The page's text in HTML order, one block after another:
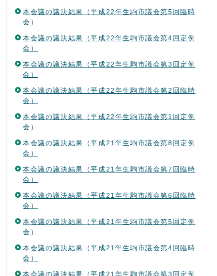
本会議の議決結果（平成22年生駒市議会第5回臨時
会）
本会議の議決結果（平成22年生駒市議会第4回定例
会）
本会議の議決結果（平成22年生駒市議会第3回定例
会）
本会議の議決結果（平成22年生駒市議会第2回臨時
会）
本会議の議決結果（平成22年生駒市議会第1回定例
会）
本会議の議決結果（平成21年生駒市議会第8回定例
会）
本会議の議決結果（平成21年生駒市議会第7回臨時
会）
本会議の議決結果（平成21年生駒市議会第6回臨時
会）
本会議の議決結果（平成21年生駒市議会第5回定例
会）
本会議の議決結果（平成21年生駒市議会第4回臨時
会）
本会議の議決結果（平成21年生駒市議会第3回定例